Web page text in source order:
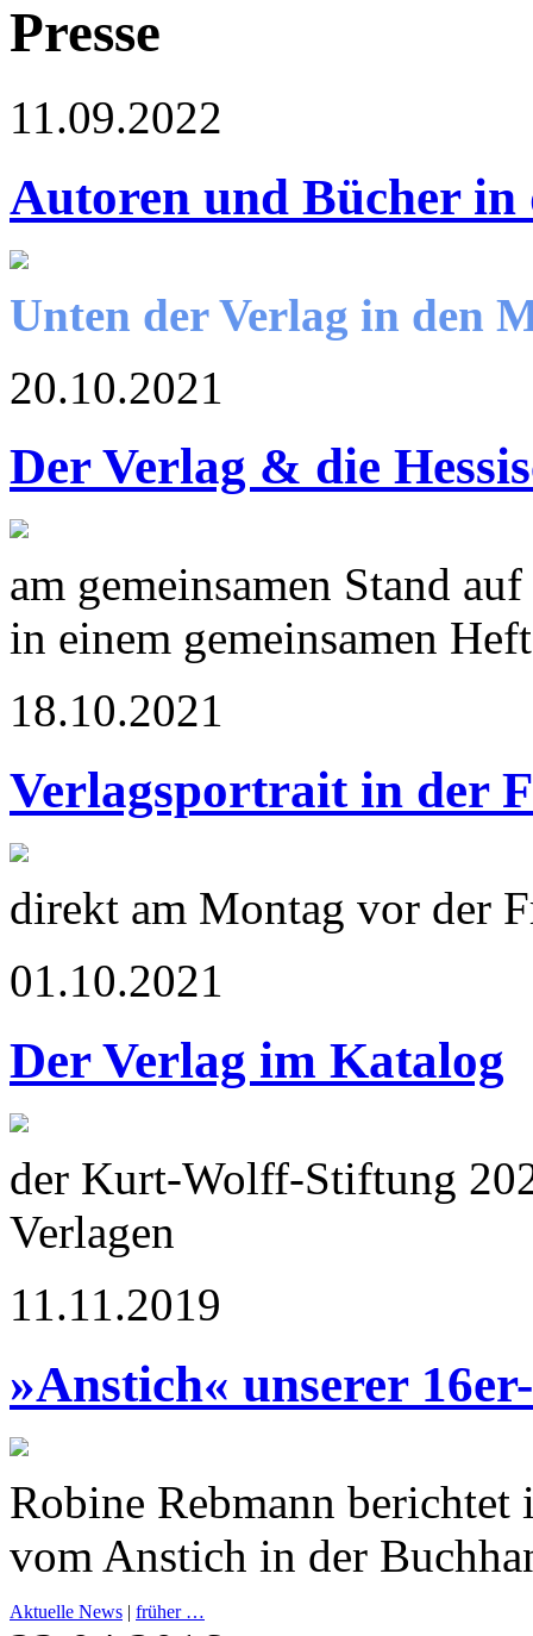
Presse
11.09.2022
Autoren und Bücher in
Unten der Verlag in den
20.10.2021
Der Verlag & die
am gemeinsamen Stand
in einem gemeinsamen
18.10.2021
Verlagsportrait in der
direkt am Montag vor der
01.10.2021
Der Verlag im Katalog
der Kurt-Wolff-Stiftung
Verlagen
11.11.2019
»Anstich« unserer
Robine Rebmann
vom Anstich in der
Aktuelle News | früher …